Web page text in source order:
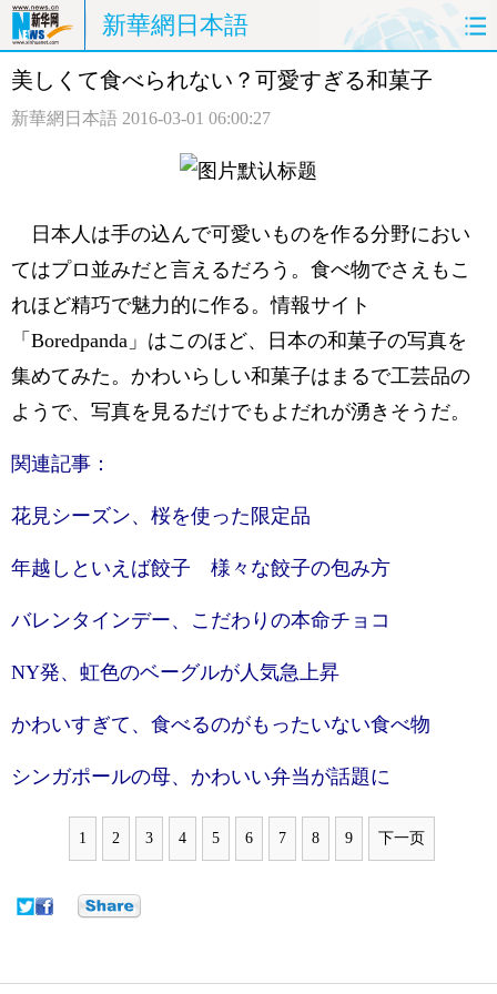
新華網日本語
ホームページ 政治 経済
美しくて食べられない？可愛すぎる和菓子
新華網日本語 2016-03-01 06:00:27
日本人は手の込んで可愛いものを作る分野におい
てはプロ並みだと言えるだろう。食べ物でさえもこ
れほど精巧で魅力的に作る。情報サイト
「Boredpanda」はこのほど、日本の和菓子の写真を
集めてみた。かわいらしい和菓子はまるで工芸品の
ようで、写真を見るだけでもよだれが湧きそうだ。
関連記事：
花見シーズン、桜を使った限定品
年越しといえば餃子 様々な餃子の包み方
バレンタインデー、こだわりの本命チョコ
NY発、虹色のベーグルが人気急上昇
かわいすぎて、食べるのがもったいない食べ物
シンガポールの母、かわいい弁当が話題に
1 2 3 4 5 6 7 8 9 下一页